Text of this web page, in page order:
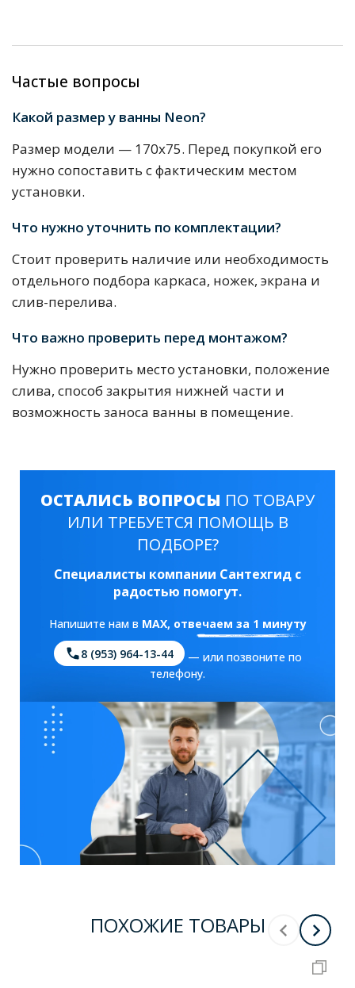
Частые вопросы
Какой размер у ванны Neon?
Размер модели — 170х75. Перед покупкой его
нужно сопоставить с фактическим местом
установки.
Что нужно уточнить по комплектации?
Стоит проверить наличие или необходимость
отдельного подбора каркаса, ножек, экрана и
слив-перелива.
Что важно проверить перед монтажом?
Нужно проверить место установки, положение
слива, способ закрытия нижней части и
возможность заноса ванны в помещение.
ОСТАЛИСЬ ВОПРОСЫ ПО ТОВАРУ
ИЛИ ТРЕБУЕТСЯ ПОМОЩЬ В
ПОДБОРЕ?
Специалисты компании Сантехгид с
радостью помогут.
Напишите нам в MAX, отвечаем за 1 минуту
8 (953) 964-13-44
— или позвоните по
телефону.
ПОХОЖИЕ ТОВАРЫ